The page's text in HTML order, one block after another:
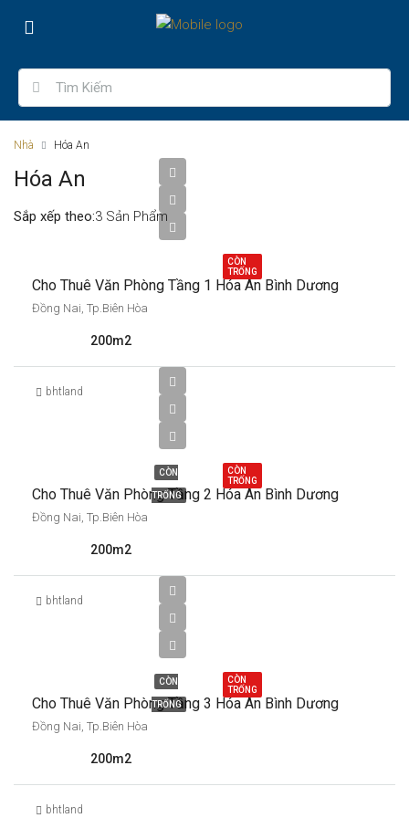
Nhà Hóa An
Hóa An
3 Sản Phẩm
Sắp xếp theo:
CÒN
TRỐNG
Cho Thuê Văn Phòng Tầng 1 Hóa An Bình Dương
Đồng Nai, Tp.Biên Hòa
200m2
bhtland
CÒN
TRỐNG
CÒN
TRỐNG
Cho Thuê Văn Phòng Tầng 2 Hóa An Bình Dương
Đồng Nai, Tp.Biên Hòa
200m2
bhtland
CÒN
TRỐNG
CÒN
TRỐNG
Cho Thuê Văn Phòng Tầng 3 Hóa An Bình Dương
Đồng Nai, Tp.Biên Hòa
200m2
bhtland